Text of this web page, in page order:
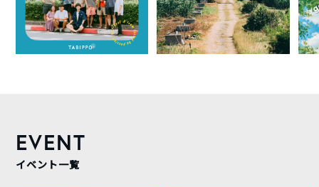
EVENT
イベント一覧